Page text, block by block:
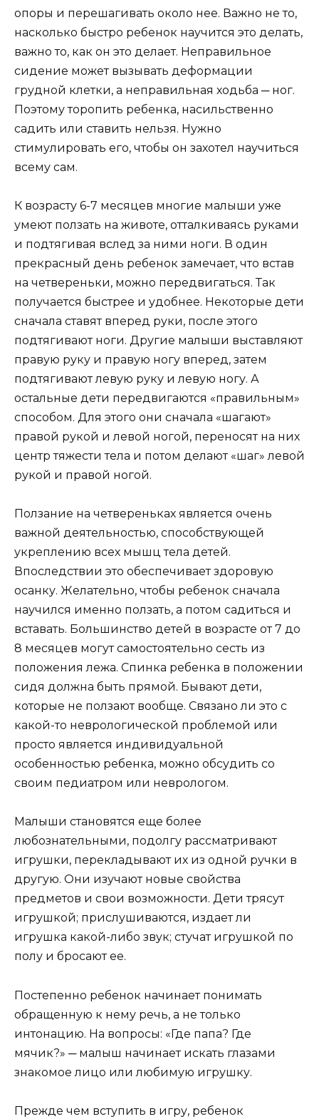
опоры и перешагивать около нее. Важно не то,
насколько быстро ребенок научится это делать,
важно то, как он это делает. Неправильное
сидение может вызывать деформации
грудной клетки, а неправильная ходьба ─ ног.
Поэтому торопить ребенка, насильственно
садить или ставить нельзя. Нужно
стимулировать его, чтобы он захотел научиться
всему сам.
К возрасту 6-7 месяцев многие малыши уже
умеют ползать на животе, отталкиваясь руками
и подтягивая вслед за ними ноги. В один
прекрасный день ребенок замечает, что встав
на четвереньки, можно передвигаться. Так
получается быстрее и удобнее. Некоторые дети
сначала ставят вперед руки, после этого
подтягивают ноги. Другие малыши выставляют
правую руку и правую ногу вперед, затем
подтягивают левую руку и левую ногу. А
остальные дети передвигаются «правильным»
способом. Для этого они сначала «шагают»
правой рукой и левой ногой, переносят на них
центр тяжести тела и потом делают «шаг» левой
рукой и правой ногой.
Ползание на четвереньках является очень
важной деятельностью, способствующей
укреплению всех мышц тела детей.
Впоследствии это обеспечивает здоровую
осанку. Желательно, чтобы ребенок сначала
научился именно ползать, а потом садиться и
вставать. Большинство детей в возрасте от 7 до
8 месяцев могут самостоятельно сесть из
положения лежа. Спинка ребенка в положении
сидя должна быть прямой. Бывают дети,
которые не ползают вообще. Связано ли это с
какой-то неврологической проблемой или
просто является индивидуальной
особенностью ребенка, можно обсудить со
своим педиатром или неврологом.
Малыши становятся еще более
любознательными, подолгу рассматривают
игрушки, перекладывают их из одной ручки в
другую. Они изучают новые свойства
предметов и свои возможности. Дети трясут
игрушкой; прислушиваются, издает ли
игрушка какой-либо звук; стучат игрушкой по
полу и бросают ее.
Постепенно ребенок начинает понимать
обращенную к нему речь, а не только
интонацию. На вопросы: «Где папа? Где
мячик?» ─ малыш начинает искать глазами
знакомое лицо или любимую игрушку.
Прежде чем вступить в игру, ребенок